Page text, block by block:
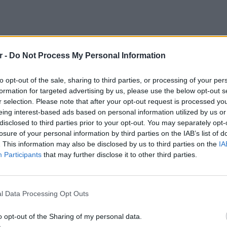
- Do Not Process My Personal Information
opt-out of the sale, sharing to third parties, or processing of your
for targeted advertising by us, please use the below opt-out
selection. Please note that after your opt-out request is processed
interest-based ads based on personal information utilized by us
to third parties prior to your opt-out. You may separately
of your personal information by third parties on the IAB’s list of
This information may also be disclosed by us to third parties on the
Participants that may further disclose it to other third parties.
Data Processing Opt Outs
opt-out of the Sharing of my personal data.
22
για
με τους γονείς,αφουγκραζόμαστε
της ασφαλούς μετακίνησης των
στο Περιστέρι και πολλές
περιοχές. Επιπλέον, οι γονείς, των
μας, κουρασμένοι και πλέον πιο
με τα μέσα μαζικής μεταφοράς
άλλη επιλογή με αποτέλεσμα να
στη μεταφορά τους από και προς την
λειτουργία ομάδας φωτογραφίας,